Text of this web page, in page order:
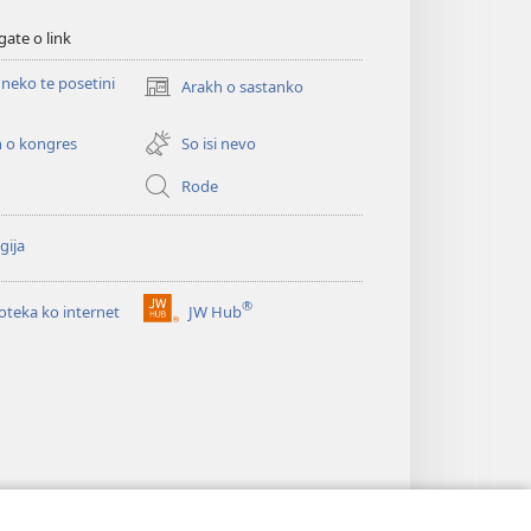
o link
neko te posetini
Arakh o sastanko
(opens
window)
o kongres
So isi nevo
Rode
ko internet JW Hub®
(opens